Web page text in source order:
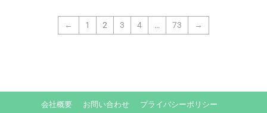
格
← 1 2 3 4 … 73 →
会社概要 お問い合わせ プライバシーポリシー